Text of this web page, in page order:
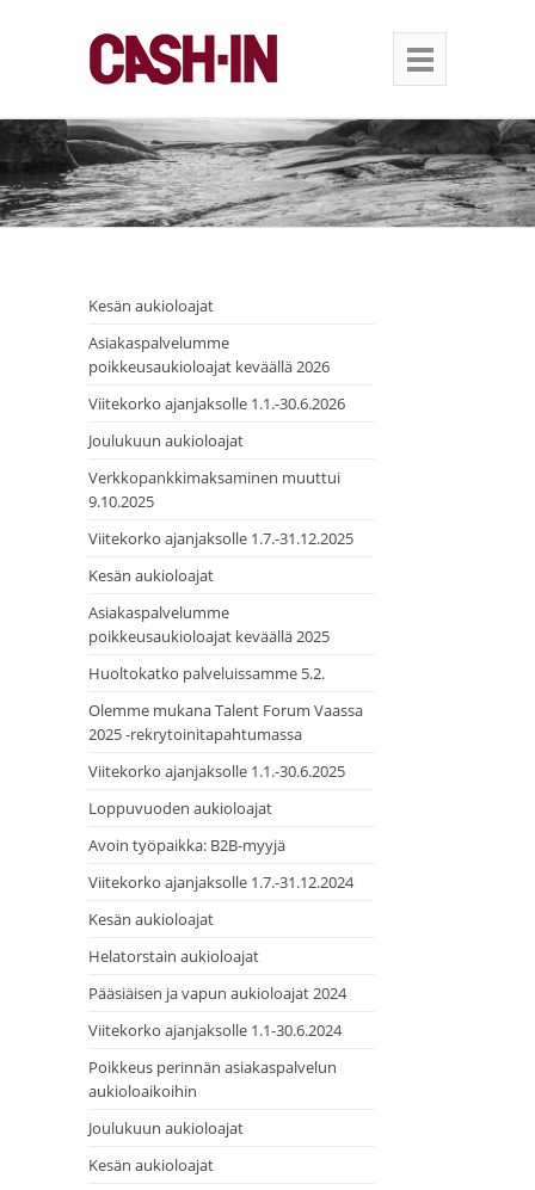
Kesän aukioloajat
Asiakaspalvelumme
poikkeusaukioloajat keväällä 2026
Viitekorko ajanjaksolle 1.1.-30.6.2026
Joulukuun aukioloajat
Verkkopankkimaksaminen muuttui
9.10.2025
Viitekorko ajanjaksolle 1.7.-31.12.2025
Kesän aukioloajat
Asiakaspalvelumme
poikkeusaukioloajat keväällä 2025
Huoltokatko palveluissamme 5.2.
Olemme mukana Talent Forum Vaassa
2025 -rekrytoinitapahtumassa
Viitekorko ajanjaksolle 1.1.-30.6.2025
Loppuvuoden aukioloajat
Avoin työpaikka: B2B-myyjä
Viitekorko ajanjaksolle 1.7.-31.12.2024
Kesän aukioloajat
Helatorstain aukioloajat
Pääsiäisen ja vapun aukioloajat 2024
Viitekorko ajanjaksolle 1.1-30.6.2024
Poikkeus perinnän asiakaspalvelun
aukioloaikoihin
Joulukuun aukioloajat
Kesän aukioloajat